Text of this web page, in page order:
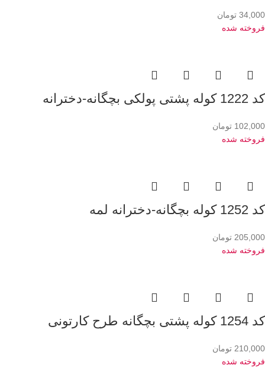
34,000 تومان
فروخته شده
کد 1222 کوله پشتی پولکی بچگانه-دخترانه
102,000 تومان
فروخته شده
کد 1252 کوله بچگانه-دخترانه لمه
205,000 تومان
فروخته شده
کد 1254 کوله پشتی بچگانه طرح کارتونی
210,000 تومان
فروخته شده